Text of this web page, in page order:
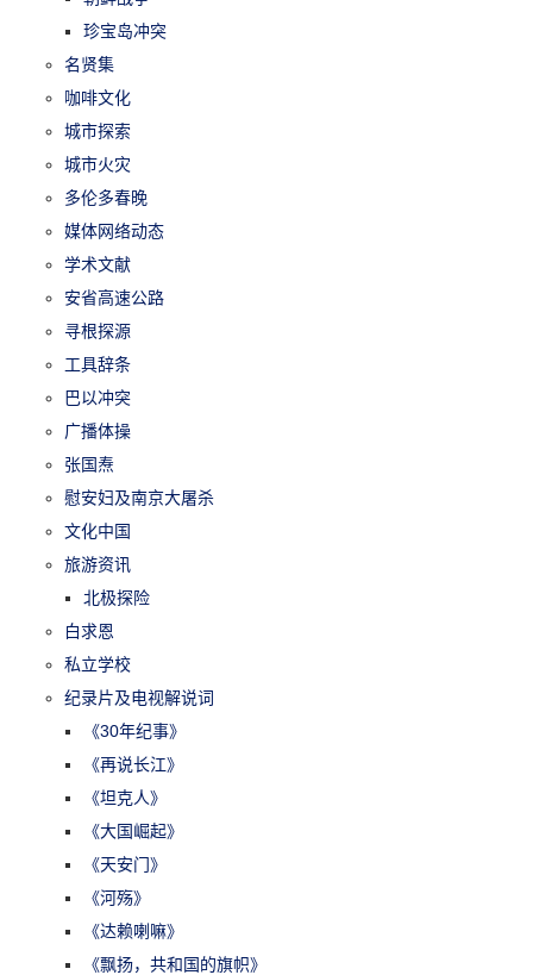
珍宝岛冲突
名贤集
咖啡文化
城市探索
城市火灾
多伦多春晚
媒体网络动态
学术文献
安省高速公路
寻根探源
工具辞条
巴以冲突
广播体操
张国焘
慰安妇及南京大屠杀
文化中国
旅游资讯
北极探险
白求恩
私立学校
纪录片及电视解说词
《30年纪事》
《再说长江》
《坦克人》
《大国崛起》
《天安门》
《河殇》
《达赖喇嘛》
《飘扬，共和国的旗帜》